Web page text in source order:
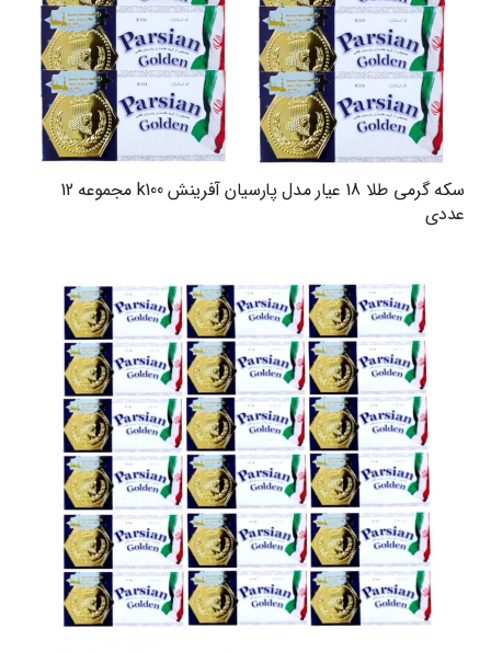
سکه گرمی طلا 18 عیار مدل پارسیان آفرینش k100 مجموعه 12
عددی